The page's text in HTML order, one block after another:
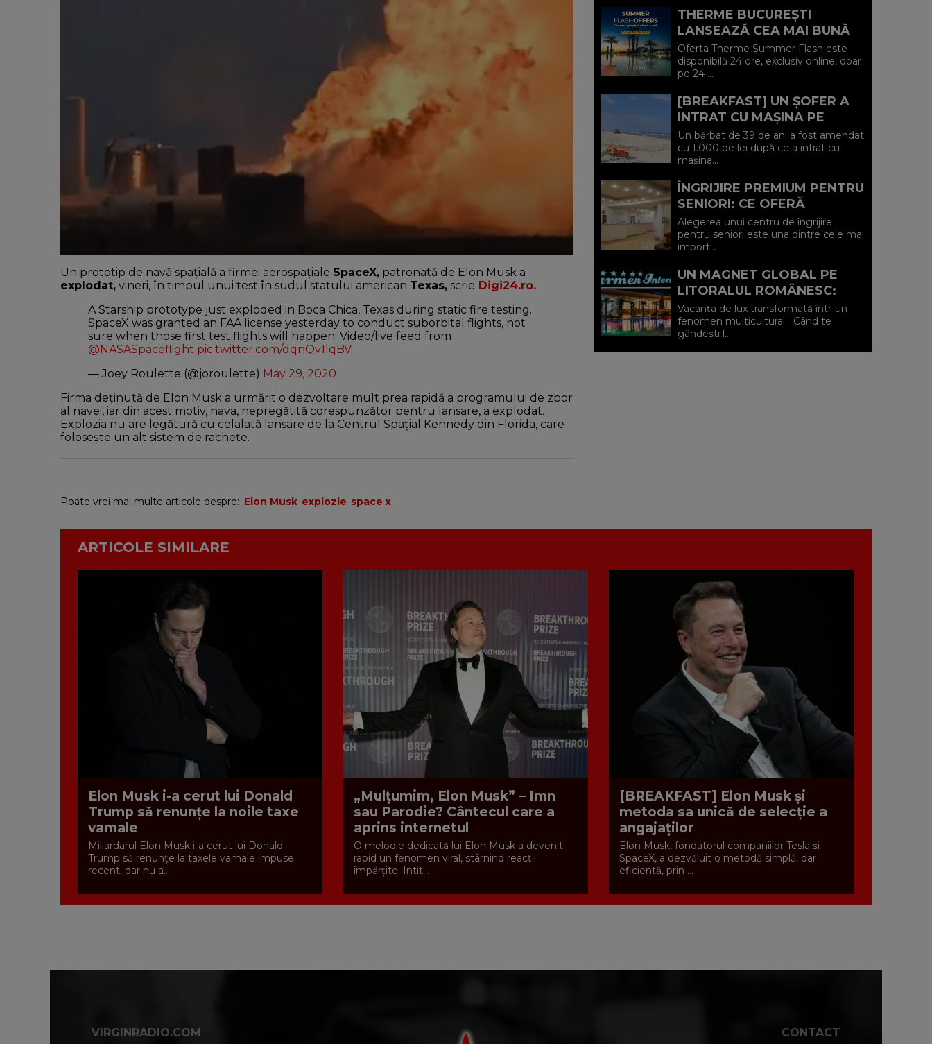
Un prototip de navă spațială a firmei aerospațiale SpaceX, patronată de Elon Musk a
explodat, vineri, în timpul unui test în sudul statului american Texas, scrie Digi24.ro.
A Starship prototype just exploded in Boca Chica, Texas during static fire testing.
SpaceX was granted an FAA license yesterday to conduct suborbital flights, not
sure when those first test flights will happen. Video/live feed from
@NASASpaceflight pic.twitter.com/dqnQv1lqBV
— Joey Roulette (@joroulette) May 29, 2020
Firma deținută de Elon Musk a urmărit o dezvoltare mult prea rapidă a programului de zbor
al navei, iar din acest motiv, nava, nepregătită corespunzător pentru lansare, a explodat.
Explozia nu are legătură cu celalată lansare de la Centrul Spațial Kennedy din Florida, care
folosește un alt sistem de rachete.
Poate vrei mai multe articole despre: Elon Musk explozie space x
THERME BUCUREȘTI
LANSEAZĂ CEA MAI BUNĂ
OFERTĂ A VERII: MINUS 20%
LA VOUCHERE, DOAR PE 24
IULIE (P)...
Oferta Therme Summer Flash este
disponibilă 24 ore, exclusiv online, doar
pe 24 ...
[BREAKFAST] UN ȘOFER A
INTRAT CU MAȘINA PE
PLAJA DIN VADU ȘI A FOST
AMENDAT.
Un bărbat de 39 de ani a fost amendat
cu 1.000 de lei după ce a intrat cu
mașina...
ÎNGRIJIRE PREMIUM PENTRU
SENIORI: CE OFERĂ
CENTRUL AFFINITY LIFE
CARE (P)
Alegerea unui centru de îngrijire
pentru seniori este una dintre cele mai
import...
UN MAGNET GLOBAL PE
LITORALUL ROMÂNESC:
HOTEL CARMEN
INTERNATIONAL 5★ DIN
VENUS (P)
Vacanța de lux transformată într-un
fenomen multicultural Când te
gândești l...
ARTICOLE SIMILARE
Elon Musk i-a cerut lui Donald
Trump să renunțe la noile taxe
vamale
Miliardarul Elon Musk i-a cerut lui Donald
Trump să renunțe la taxele vamale impuse
recent, dar nu a...
„Mulțumim, Elon Musk” – Imn
sau Parodie? Cântecul care a
aprins internetul
O melodie dedicată lui Elon Musk a devenit
rapid un fenomen viral, stârnind reacții
împărțite. Intit...
[BREAKFAST] Elon Musk și
metoda sa unică de selecție a
angajaților
Elon Musk, fondatorul companiilor Tesla și
SpaceX, a dezvăluit o metodă simplă, dar
eficientă, prin ...
VIRGINRADIO.COM CONTACT